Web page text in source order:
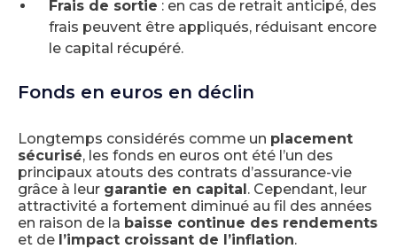
Frais de sortie : en cas de retrait anticipé, des
frais peuvent être appliqués, réduisant encore
le capital récupéré.
Fonds en euros en déclin
Longtemps considérés comme un placement
sécurisé, les fonds en euros ont été l’un des
principaux atouts des contrats d’assurance-vie
grâce à leur garantie en capital. Cependant, leur
attractivité a fortement diminué au fil des années
en raison de la baisse continue des rendements
et de l’impact croissant de l’inflation.